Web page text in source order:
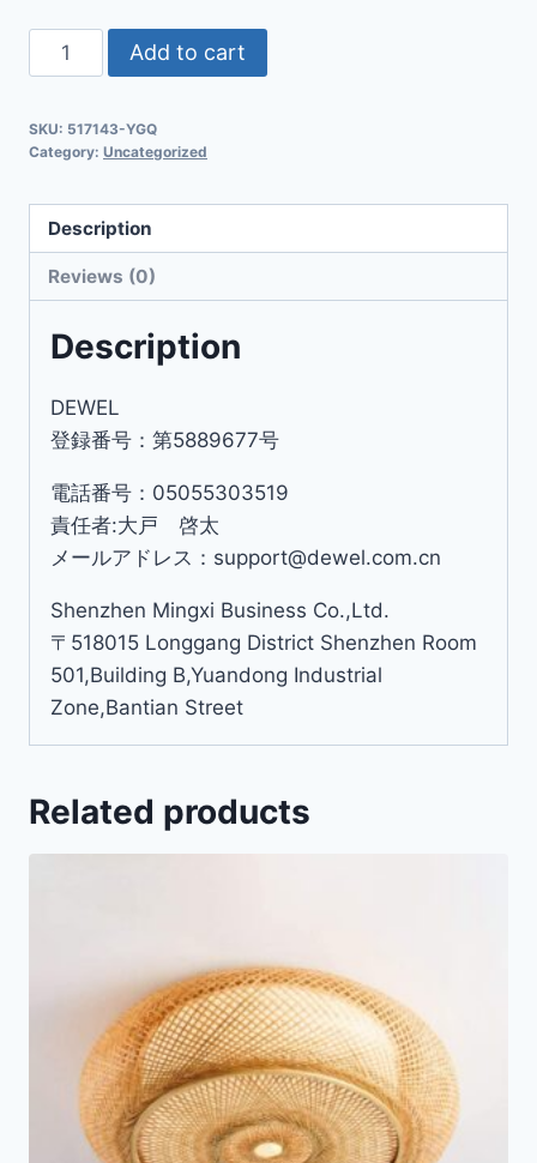
Add to cart
SKU: 517143-YGQ
Category: Uncategorized
Description
Reviews (0)
Description
DEWEL
登録番号：第5889677号
電話番号：05055303519
責任者:大戸 啓太
メールアドレス：support@dewel.com.cn
Shenzhen Mingxi Business Co.,Ltd.
〒518015 Longgang District Shenzhen Room
501,Building B,Yuandong Industrial
Zone,Bantian Street
Related products